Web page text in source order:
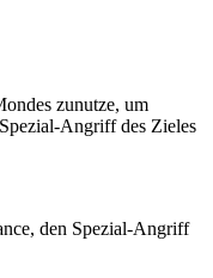
zunutze, um
Angriff des Zieles
den Spezial-Angriff